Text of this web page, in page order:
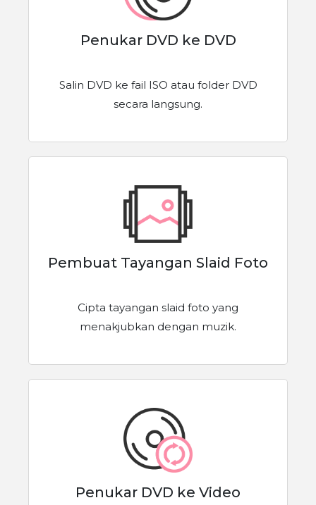
Penukar DVD ke DVD
Salin DVD ke fail ISO atau folder DVD
secara langsung.
Pembuat Tayangan Slaid Foto
Cipta tayangan slaid foto yang
menakjubkan dengan muzik.
Penukar DVD ke Video